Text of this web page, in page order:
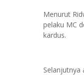
Menurut
pelaku MC
kardus.
Selanjutnya